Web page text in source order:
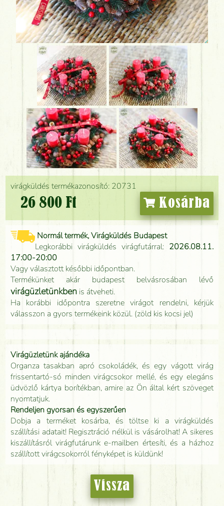
virágküldés termékazonosító: 20731
26 800 Ft Kosárba
Normál termék, Virágküldés Budapest
Legkorábbi virágküldés virágfutárral: 2026.08.11.
17:00-20:00
Vagy választott későbbi időpontban.
Termékünket akár budapest belvásrosában lévő
virágüzletünkben is átveheti.
Ha korábbi időpontra szeretne virágot rendelni, kérjük
válasszon a gyors termékeink közül. (zöld kis kocsi jel)
Virágüzletünk ajándéka
Organza tasakban apró csokoládék, és egy vágott virág
frissentartó-só minden virágcsokor mellé, és egy elegáns
üdvözlő kártya borítékban, amire az Ön által kért szöveget
nyomtatjuk.
Rendeljen gyorsan és egyszerűen
Dobja a terméket kosárba, és töltse ki a virágküldés
szállítási adatait! Regisztráció nélkül is vásárolhat! A sikeres
kiszállításról virágfutárunk e-mailben értesíti, és a házhoz
szállított virágcsokorról fényképet is küldünk!
Vissza